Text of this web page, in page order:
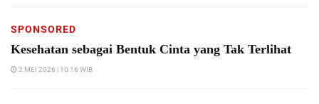
SPONSORED
Kesehatan sebagai Bentuk Cinta yang Tak Terlihat
2 MEI 2026 | 10:16 WIB